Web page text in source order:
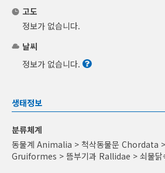
고도
정보가 없습니다.
날씨
정보가 없습니다.
생태정보
분류체계
동물계 Animalia > 척삭동물문 Chordata
Gruiformes > 뜸부기과 Rallidae > 쇠물